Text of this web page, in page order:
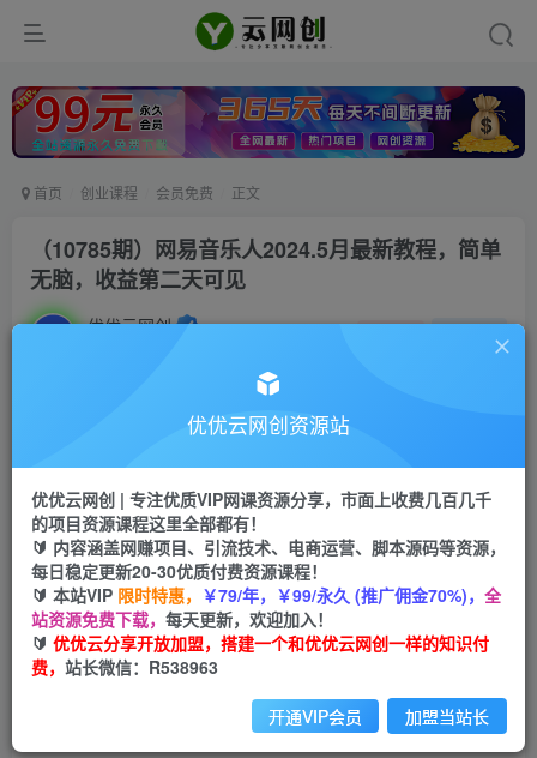
首页 创业课程 会员免费 正文
（10785期）网易音乐人2024.5月最新教程，简单
无脑，收益第二天可见
优优云网创 私信
会员专属资源
会员免费
您暂无购买权限，请先开通会员
开通会员
优优云网创资源站
优优云网创 | 专注优质VIP网课资源分享，市面上收费几百几千
的项目资源课程这里全部都有！
🔰 内容涵盖网赚项目、引流技术、电商运营、脚本源码等资源，
每日稳定更新20-30优质付费资源课程！
🔰 本站VIP 限时特惠， ￥79/年，￥99/永久 (推广佣金70%)， 全
站资源免费下载， 每天更新，欢迎加入！
🔰 优优云分享开放加盟，搭建一个和优优云网创一样的知识付
费， 站长微信：R538963
开通VIP会员 加盟当站长